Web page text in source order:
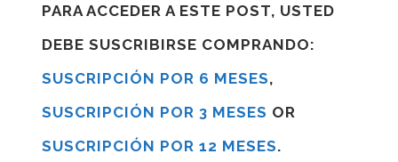
PARA ACCEDER A ESTE POST, USTED
DEBE SUSCRIBIRSE COMPRANDO:
SUSCRIPCIÓN POR 6 MESES,
SUSCRIPCIÓN POR 3 MESES OR
SUSCRIPCIÓN POR 12 MESES.